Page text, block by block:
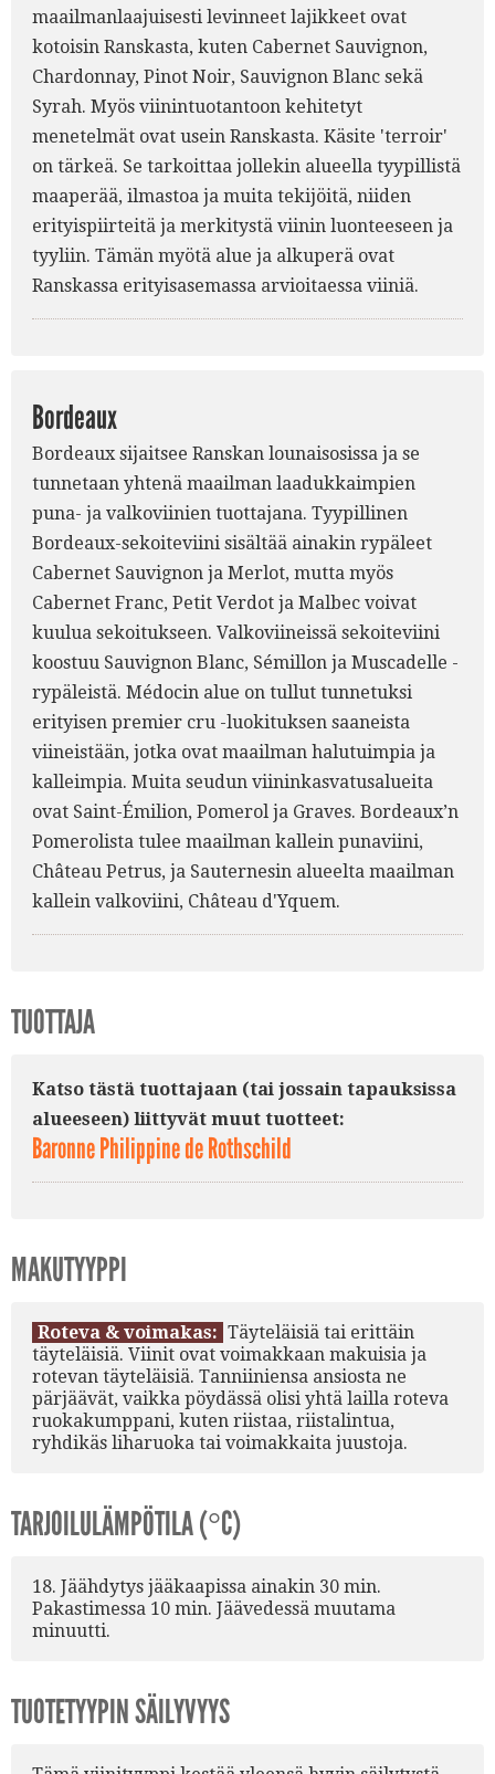
maailmanlaajuisesti levinneet lajikkeet ovat
kotoisin Ranskasta, kuten Cabernet Sauvignon,
Chardonnay, Pinot Noir, Sauvignon Blanc sekä
Syrah. Myös viinintuotantoon kehitetyt
menetelmät ovat usein Ranskasta. Käsite 'terroir'
on tärkeä. Se tarkoittaa jollekin alueella tyypillistä
maaperää, ilmastoa ja muita tekijöitä, niiden
erityispiirteitä ja merkitystä viinin luonteeseen ja
tyyliin. Tämän myötä alue ja alkuperä ovat
Ranskassa erityisasemassa arvioitaessa viiniä.
Bordeaux
Bordeaux sijaitsee Ranskan lounaisosissa ja se
tunnetaan yhtenä maailman laadukkaimpien
puna- ja valkoviinien tuottajana. Tyypillinen
Bordeaux-sekoiteviini sisältää ainakin rypäleet
Cabernet Sauvignon ja Merlot, mutta myös
Cabernet Franc, Petit Verdot ja Malbec voivat
kuulua sekoitukseen. Valkoviineissä sekoiteviini
koostuu Sauvignon Blanc, Sémillon ja Muscadelle -
rypäleistä. Médocin alue on tullut tunnetuksi
erityisen premier cru -luokituksen saaneista
viineistään, jotka ovat maailman halutuimpia ja
kalleimpia. Muita seudun viininkasvatusalueita
ovat Saint-Émilion, Pomerol ja Graves. Bordeaux’n
Pomerolista tulee maailman kallein punaviini,
Château Petrus, ja Sauternesin alueelta maailman
kallein valkoviini, Château d'Yquem.
TUOTTAJA
Katso tästä tuottajaan (tai jossain tapauksissa
alueeseen) liittyvät muut tuotteet:
Baronne Philippine de Rothschild
MAKUTYYPPI
Roteva & voimakas: Täyteläisiä tai erittäin
täyteläisiä. Viinit ovat voimakkaan makuisia ja
rotevan täyteläisiä. Tanniiniensa ansiosta ne
pärjäävät, vaikka pöydässä olisi yhtä lailla roteva
ruokakumppani, kuten riistaa, riistalintua,
ryhdikäs liharuoka tai voimakkaita juustoja.
TARJOILULÄMPÖTILA (°C)
18. Jäähdytys jääkaapissa ainakin 30 min.
Pakastimessa 10 min. Jäävedessä muutama
minuutti.
TUOTETYYPIN SÄILYVYYS